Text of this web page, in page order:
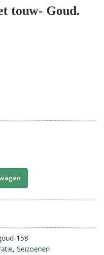
touw- Goud.
n
t
158
, Seizoenen